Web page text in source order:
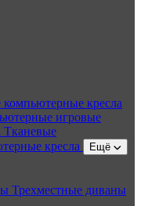
компьютерные кресла
игровые
Тканевые
кресла Ещё
Трехместные диваны